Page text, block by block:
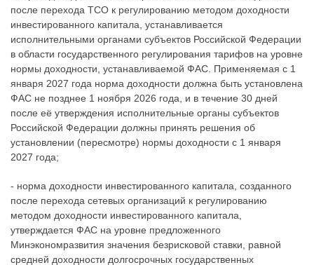
после перехода ТСО к регулированию методом доходности
инвестированного капитала, устанавливается
исполнительными органами субъектов Российской Федерации
в области государственного регулирования тарифов на уровне
нормы доходности, устанавливаемой ФАС. Применяемая с 1
января 2027 года норма доходности должна быть установлена
ФАС не позднее 1 ноября 2026 года, и в течение 30 дней
после её утверждения исполнительные органы субъектов
Российской Федерации должны принять решения об
установлении (пересмотре) нормы доходности с 1 января
2027 года;
- норма доходности инвестированного капитала, созданного
после перехода сетевых организаций к регулированию
методом доходности инвестированного капитала,
утверждается ФАС на уровне предложенного
Минэкономразвития значения безрисковой ставки, равной
средней доходности долгосрочных государственных